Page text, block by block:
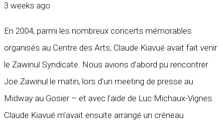
3 weeks ago
En 2004, parmi les nombreux concerts mémorables
organisés au Centre des Arts, Claude Kiavué avait fait venir
le Zawinul Syndicate. Nous avions d’abord pu rencontrer
Joe Zawinul le matin, lors d’un meeting de presse au
Midway au Gosier – et avec l’aide de Luc Michaux-Vignes.
Claude Kiavué m’avait ensuite arrangé un créneau